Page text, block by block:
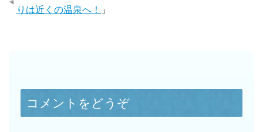
りは近くの温泉へ！
」
コメントをどうぞ